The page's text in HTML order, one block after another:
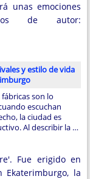
unas emociones
de autor:
y estilo de vida
son lo
escuchan
la ciudad es
Al describir la …
Fue erigido en
la